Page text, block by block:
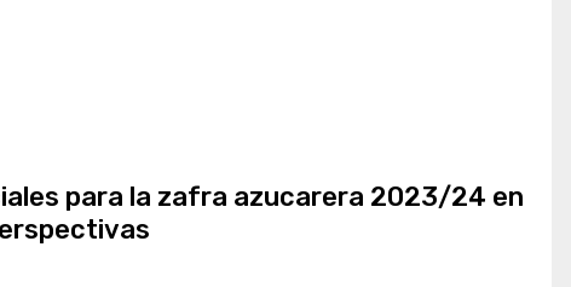
para la zafra azucarera 2023/24 en